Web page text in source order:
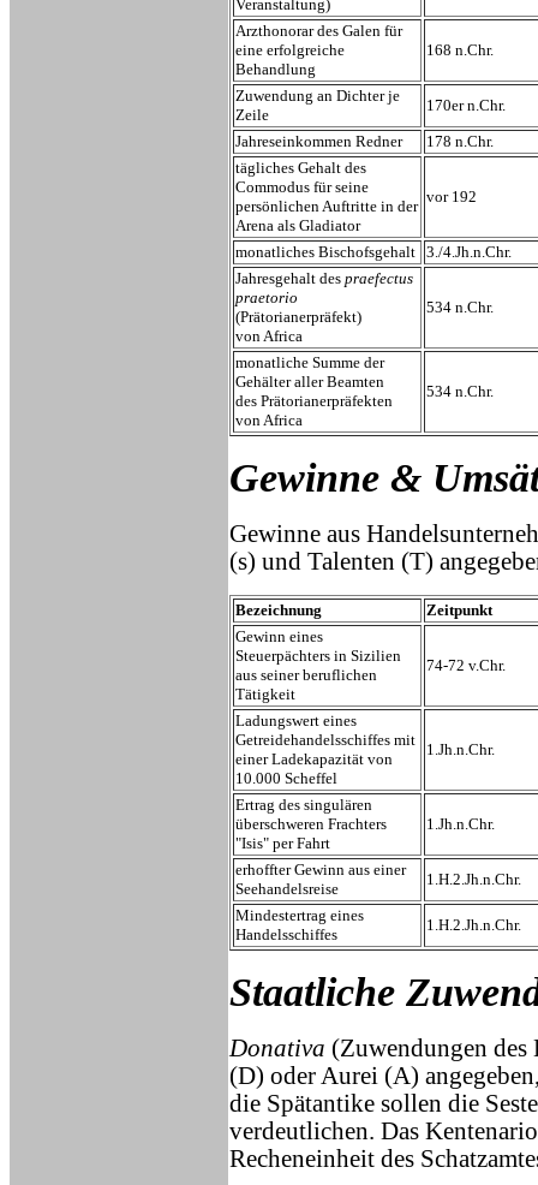
Veranstaltung)
Arzthonorar des Galen für
eine erfolgreiche
Behandlung
168 n.Chr.
Zuwendung an Dichter je
Zeile
170er n.Chr.
Jahreseinkommen Redner
178 n.Chr.
tägliches Gehalt des
Commodus für seine
persönlichen Auftritte in der
Arena als Gladiator
vor 192
monatliches Bischofsgehalt 3./4.Jh.n.Chr.
Jahresgehalt des praefectus
praetorio
(Prätorianerpräfekt)
von Africa
534 n.Chr.
monatliche Summe der
Gehälter aller Beamten
des Prätorianerpräfekten
von Africa
534 n.Chr.
Gewinne &
Gewinne aus
(s) und Talenten (T)
Bezeichnung
Zeitpunkt
Gewinn eines
Steuerpächters in Sizilien
aus seiner beruflichen
Tätigkeit
74-72 v.Chr.
Ladungswert eines
Getreidehandelsschiffes mit
einer Ladekapazität von
10.000 Scheffel
1.Jh.n.Chr.
Ertrag des singulären
überschweren Frachters
"Isis" per Fahrt
1.Jh.n.Chr.
erhoffter Gewinn aus einer
Seehandelsreise
1.H.2.Jh.n.Chr.
Mindestertrag eines
Handelsschiffes
1.H.2.Jh.n.Chr.
Staatliche
Donativa (Zuwendungen des
(D) oder Aurei (A)
die Spätantike sollen die
verdeutlichen. Das
Recheneinheit des